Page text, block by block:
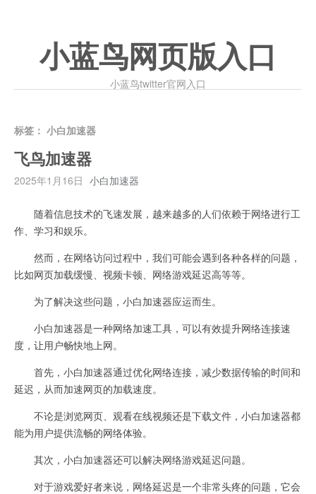
小蓝鸟网页版入口
小蓝鸟twitter官网入口
标签： 小白加速器
飞鸟加速器
2025年1月16日 小白加速器
随着信息技术的飞速发展，越来越多的人们依赖于网络进行工
作、学习和娱乐。
然而，在网络访问过程中，我们可能会遇到各种各样的问题，
比如网页加载缓慢、视频卡顿、网络游戏延迟高等等。
为了解决这些问题，小白加速器应运而生。
小白加速器是一种网络加速工具，可以有效提升网络连接速
度，让用户畅快地上网。
首先，小白加速器通过优化网络连接，减少数据传输的时间和
延迟，从而加速网页的加载速度。
不论是浏览网页、观看在线视频还是下载文件，小白加速器都
能为用户提供流畅的网络体验。
其次，小白加速器还可以解决网络游戏延迟问题。
对于游戏爱好者来说，网络延迟是一个非常头疼的问题，它会